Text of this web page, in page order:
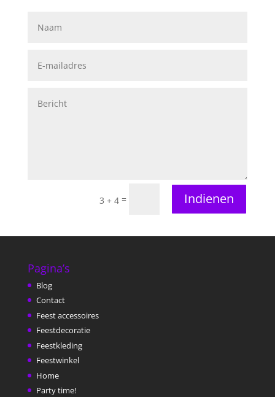
3 + 4 = Indienen
Pagina’s
Blog
Contact
Feest accessoires
Feestdecoratie
Feestkleding
Feestwinkel
Home
Party time!